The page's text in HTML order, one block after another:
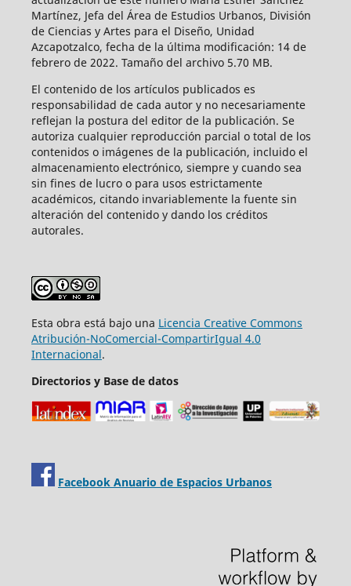
Martínez, Jefa del Área de Estudios Urbanos, División
de Ciencias y Artes para el Diseño, Unidad
Azcapotzalco, fecha de la última modificación: 14 de
febrero de 2022. Tamaño del archivo 5.70 MB.
El contenido de los artículos publicados es
responsabilidad de cada autor y no necesariamente
reflejan la postura del editor de la publicación. Se
autoriza cualquier reproducción parcial o total de los
contenidos o imágenes de la publicación, incluido el
almacenamiento electrónico, siempre y cuando sea
sin fines de lucro o para usos estrictamente
académicos, citando invariablemente la fuente sin
alteración del contenido y dando los créditos
autorales.
Esta obra está bajo una Licencia Creative Commons
Atribución-NoComercial-CompartirIgual 4.0
Internacional.
Directorios y Base de datos
Facebook Anuario de Espacios Urbanos